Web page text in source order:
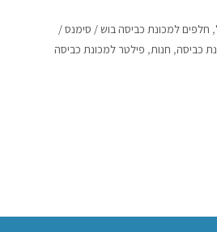
, חלפים למכונת כביסה בוש / סימנס /
כביסה, חנות, פילטר למכונת כביסה